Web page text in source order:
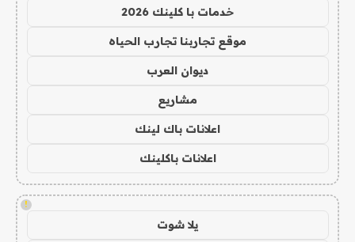
خدمات با كلينك 2026
موقع تجاربنا تجارب الحياه
ديوان العرب
مشاريع
اعلانات باك لينك
اعلانات باكلينك
!
يلا شوت